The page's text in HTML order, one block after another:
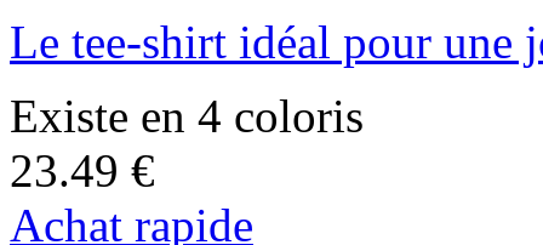
Le tee-shirt idéal pour une
Existe en 4 coloris
23.49 €
Achat rapide